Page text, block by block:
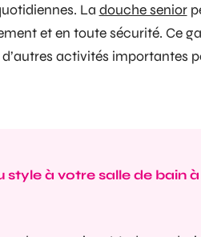
La douche senior
et en toute sécurité. Ce
activités importantes
style à votre salle de bain à